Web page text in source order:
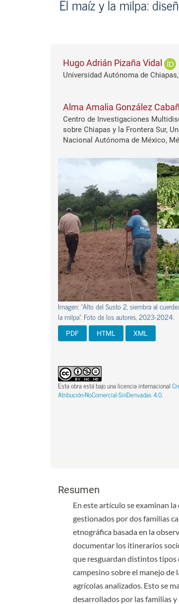
El maíz y la milpa:
Hugo Adrián Pizaña Vidal
Universidad Autónoma de
Alma Amalia González
Centro de Investigaciones
sobre Chiapas y la Frontera Sur,
Nacional Autónoma de México,
Barra lateral del artículo
Imagen: "Alto del Susto 2, siembra al
la milpa". Foto de los autores, 2023-2024.
PDF HTML XML
Esta obra está bajo una licencia internacional
Atribución-NoComercial-SinDerivadas 4.0.
Resumen
En este artículo se examinan
gestionados por dos familias
etnográfica basada en la
documentar los itinerarios
que resguardan distintos tipos
campesino sobre el manejo de
agrícolas analizados. Esto se
desarrollados por las familias